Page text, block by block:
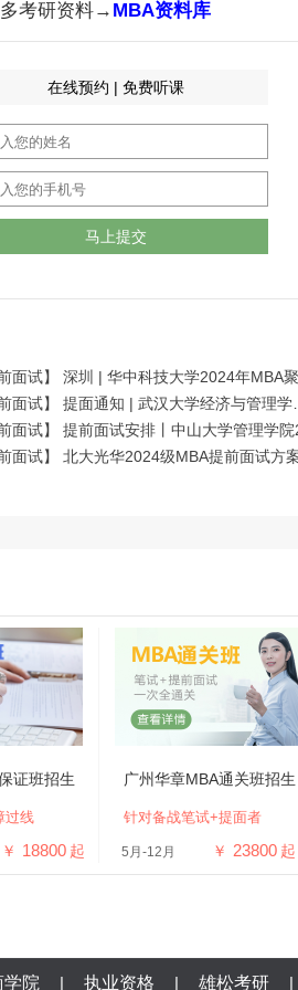
考研资料→ MBA资料库
在线预约 | 免费听课
马上提交
前面试】 北大光华2024级MBA提前面试方
证班招生
过线
￥ 18800 起
广州华章MBA通关班招生
针对备战笔试+提面者
5月-12月 ￥ 23800 起
学院 | 执业资格 | 雄松考研 |